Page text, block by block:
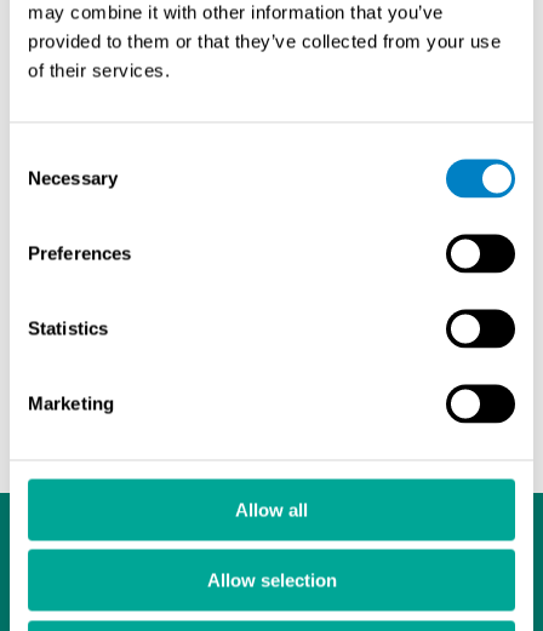
may combine it with other information that you’ve
provided to them or that they’ve collected from your use
of their services.
Selection
Necessary
Preferences
Statistics
Marketing
Allow all
Allow selection
社区参与和社会责任
矿业公司有责任与当地社区接触，解决他们对粉尘排放的
方法促进了与社区的积极关系，加强社会许可经营，并减
少了潜在的冲突。
.粉尘监测是可靠采矿实践中的一个重要组成部分。它使
度地降低对环境的影响，优化运营，并有效地与社区接
触。粉尘监测放在首位，采矿业能够表明其对可持续和可
健康和安全。